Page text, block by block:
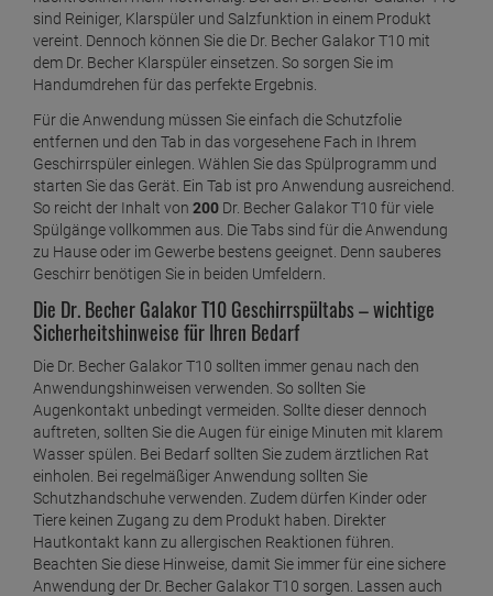
sind Reiniger, Klarspüler und Salzfunktion in einem Produkt
vereint. Dennoch können Sie die Dr. Becher Galakor T10 mit
dem Dr. Becher Klarspüler einsetzen. So sorgen Sie im
Handumdrehen für das perfekte Ergebnis.
Für die Anwendung müssen Sie einfach die Schutzfolie
entfernen und den Tab in das vorgesehene Fach in Ihrem
Geschirrspüler einlegen. Wählen Sie das Spülprogramm und
starten Sie das Gerät. Ein Tab ist pro Anwendung ausreichend.
So reicht der Inhalt von 200 Dr. Becher Galakor T10 für viele
Spülgänge vollkommen aus. Die Tabs sind für die Anwendung
zu Hause oder im Gewerbe bestens geeignet. Denn sauberes
Geschirr benötigen Sie in beiden Umfeldern.
Die Dr. Becher Galakor T10 Geschirrspültabs – wichtige
Sicherheitshinweise für Ihren Bedarf
Die Dr. Becher Galakor T10 sollten immer genau nach den
Anwendungshinweisen verwenden. So sollten Sie
Augenkontakt unbedingt vermeiden. Sollte dieser dennoch
auftreten, sollten Sie die Augen für einige Minuten mit klarem
Wasser spülen. Bei Bedarf sollten Sie zudem ärztlichen Rat
einholen. Bei regelmäßiger Anwendung sollten Sie
Schutzhandschuhe verwenden. Zudem dürfen Kinder oder
Tiere keinen Zugang zu dem Produkt haben. Direkter
Hautkontakt kann zu allergischen Reaktionen führen.
Beachten Sie diese Hinweise, damit Sie immer für eine sichere
Anwendung der Dr. Becher Galakor T10 sorgen. Lassen auch